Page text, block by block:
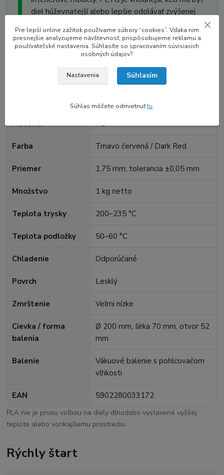
diel húževnatejší alebo lepšie odolávať zvýšenej
Odporúčané hodnoty výrobcu sú východiskom; dolaďte ich
Materiál PLA
Farba Tmavo červená / Dark Red
Priemer 1,75 mm; tolerancia ±0,05 mm
Množstvo 1 kg netto
Teplota trysky 200–235 °C
Teplota podložky 50–60 °C
Chladenie Odporúčané
Povrch Lesklý
Zmrštenie Veľmi nízke
Cievka / forma
balenia
Ø 200 mm, šírka 70 mm, otvor 52
mm
Balenie
Vákuové balenie s pohlcovačom
vlhkosti
EAN 5902280033172
PLA nie je prvou voľbou na diely dlhodobo vystavené vyššej
teplote alebo vonkajšiemu prostrediu.
Rýchly štart
Pre lepší online zážitok používame súbory “cookies”. Vďaka nim
presnejšie analyzujeme návštevnosť, prispôsobujeme reklamu a
používateľské nastavenia. Súhlasíte so spracovaním súvisiacich
osobných údajov?
Nastavenia Súhlasím
Súhlas môžete odmietnuťtu.